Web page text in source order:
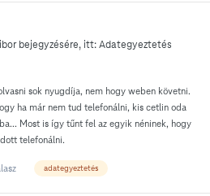
bejegyzésére, itt:Adategyeztetés
sok nyugdíja, nem hogy weben követni.
ha már nem tud telefonálni, kis cetlin oda
Most is így tűnt fel az egyik néninek, hogy
telefonálni.
adategyeztetés